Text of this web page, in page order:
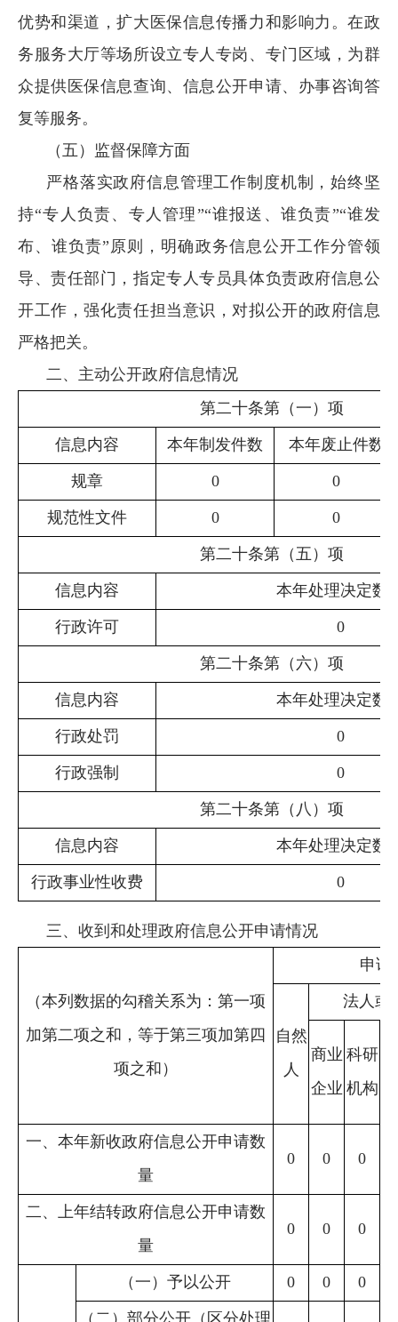
优势和渠道，扩大医保信息传播力和影响力。在政
务服务大厅等场所设立专人专岗、专门区域，为群
众提供医保信息查询、信息公开申请、办事咨询答
复等服务。
（五）监督保障方面
严格落实政府信息管理工作制度机制，始终坚
持“专人负责、专人管理”“谁报送、谁负责”“谁发
布、谁负责”原则，明确政务信息公开工作分管领
导、责任部门，指定专人专员具体负责政府信息公
开工作，强化责任担当意识，对拟公开的政府信息
严格把关。
二、主动公开政府信息情况
第二十条第（一）项
信息内容 本年制 发件数 本年废止件数
规章 0 0
规范性文件 0 0
第二十条第（五）项
信息内容 本年处理决定数
行政许可 0
第二十条第（六）项
信息内容 本年处理决定数
行政处罚 0
行政强制 0
第二十条第（八）项
信息内容 本年处理决定数
行政事业性收费 0
三、收到和处理政府信息公开申请情况
（本列数据的勾稽关系为：第一项
加第二项之和，等于第三项加第四
项之和）
申请
自然
人
法人或
商业
企业
科研
机构
一、本年新收政府信息公开申请数
量
0 0 0
二、上年结转政府信息公开申请数
量
0 0 0
（一）予以公开 0 0 0
（二）部分公开（区分处理